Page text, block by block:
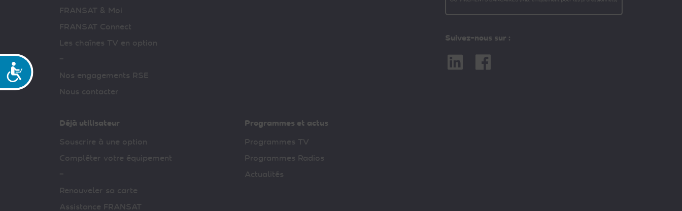
Accessibilité
FRANSAT & Moi
FRANSAT Connect
Les chaînes TV en option
–
Nos engagements RSE
Nous contacter
Déjà utilisateur
Souscrire à une option
Compléter votre équipement
–
Renouveler sa carte
Assistance FRANSAT
Programmes et actus
Programmes TV
Programmes Radios
Actualités
Suivez-nous sur :
LinkedinFacebook